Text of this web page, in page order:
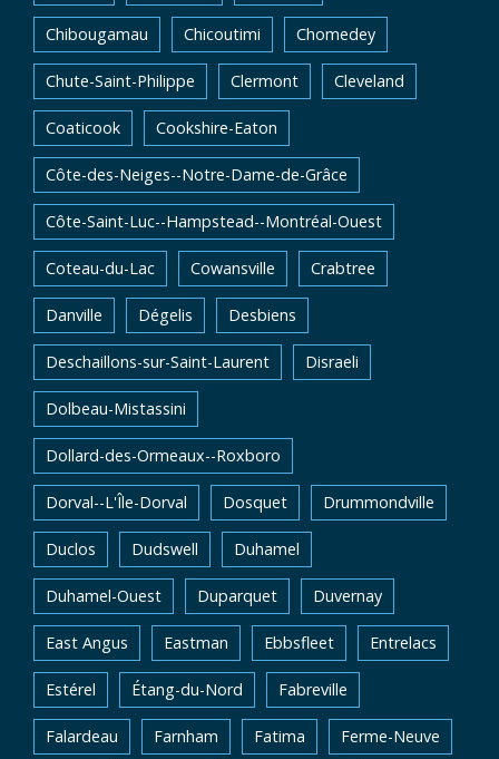
Chibougamau Chicoutimi Chomedey
Chute-Saint-Philippe Clermont Cleveland
Coaticook Cookshire-Eaton
Côte-des-Neiges--Notre-Dame-de-Grâce
Côte-Saint-Luc--Hampstead--Montréal-Ouest
Coteau-du-Lac Cowansville Crabtree
Danville Dégelis Desbiens
Deschaillons-sur-Saint-Laurent Disraeli
Dolbeau-Mistassini
Dollard-des-Ormeaux--Roxboro
Dorval--L'Île-Dorval Dosquet Drummondville
Duclos Dudswell Duhamel
Duhamel-Ouest Duparquet Duvernay
East Angus Eastman Ebbsfleet Entrelacs
Estérel Étang-du-Nord Fabreville
Falardeau Farnham Fatima Ferme-Neuve